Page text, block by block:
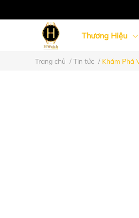
Thương Hiệu
Trang chủ / Tin tức / Khám Phá